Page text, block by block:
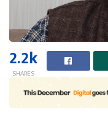
2.2k
SHARES